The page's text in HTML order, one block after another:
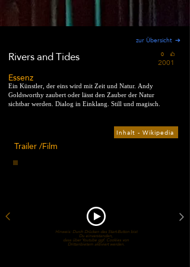
zur Übersicht
Rivers and Tides 0
2001
Ein Künstler, der eins wird mit Zeit und Natur. Andy
Goldsworthy zaubert oder lässt den Zauber der Natur
sichtbar werden. Dialog in Einklang. Still und magisch.
Essenz
Inhalt - Wikipedia
Trailer /Film
Hinweis: Durch Drücken des Start-Button bist
Du einverstanden,
dass über Youtube ggf. Cookies von
Drittanbietern aktiviert werden.